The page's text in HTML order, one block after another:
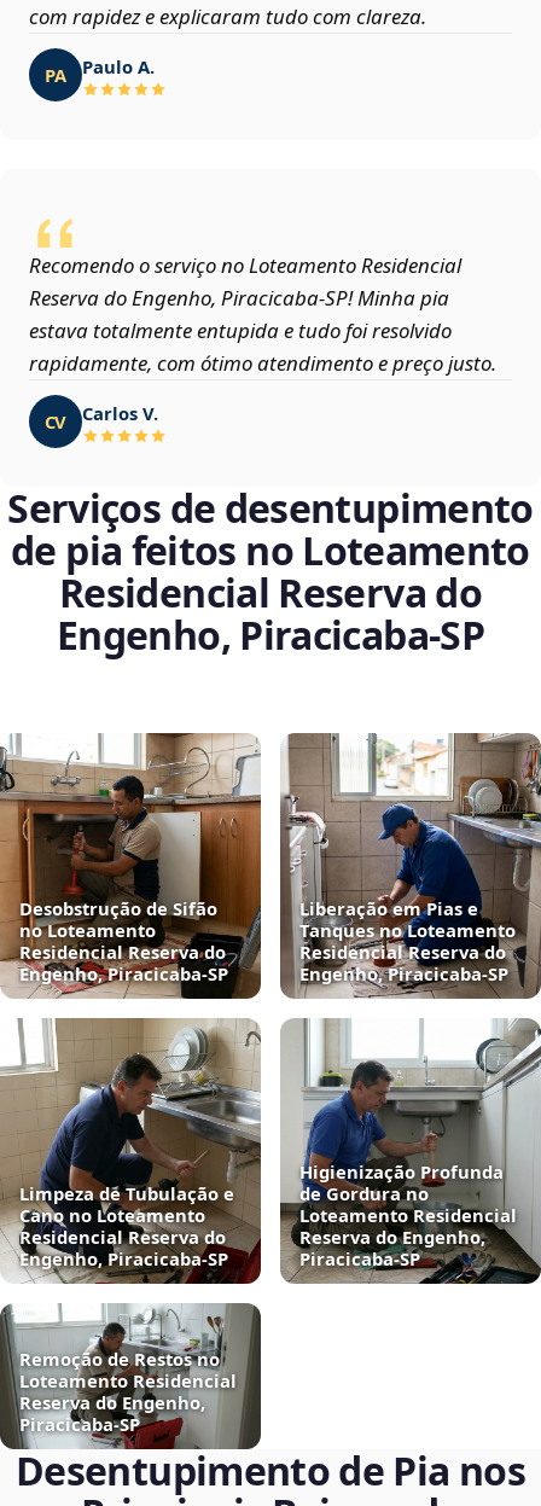
com rapidez e explicaram tudo com clareza.
PA Paulo A.
Recomendo o serviço no Loteamento Residencial
Reserva do Engenho, Piracicaba‑SP! Minha pia
estava totalmente entupida e tudo foi resolvido
rapidamente, com ótimo atendimento e preço justo.
CV Carlos V.
Serviços de desentupimento
de pia feitos no Loteamento
Residencial Reserva do
Engenho, Piracicaba‑SP
Desobstrução de Sifão
no Loteamento
Residencial Reserva do
Engenho, Piracicaba‑SP
Liberação em Pias e
Tanques no Loteamento
Residencial Reserva do
Engenho, Piracicaba‑SP
Limpeza de Tubulação e
Cano no Loteamento
Residencial Reserva do
Engenho, Piracicaba‑SP
Higienização Profunda
de Gordura no
Loteamento Residencial
Reserva do Engenho,
Piracicaba‑SP
Remoção de Restos no
Loteamento Residencial
Reserva do Engenho,
Piracicaba‑SP
Desentupimento de Pia nos